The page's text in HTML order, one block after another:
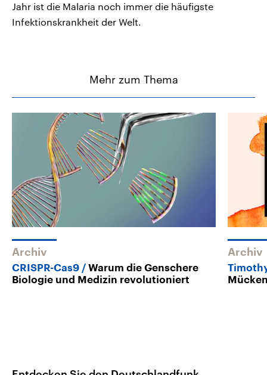
Jahr ist die Malaria noch immer die häufigste
Infektionskrankheit der Welt.
Mehr zum Thema
Archiv
CRISPR-Cas9
Warum die Genschere
Biologie und Medizin revolutioniert
Archiv